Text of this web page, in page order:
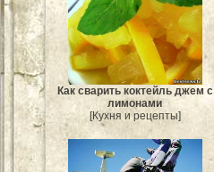
Как сварить коктейль джем с
лимонами
[Кухня и рецепты]